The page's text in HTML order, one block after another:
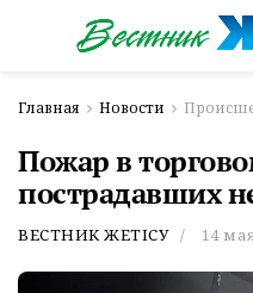
Главная Новости
Пожар в
пострадавших
ВЕСТНИК ЖЕТІСУ 14